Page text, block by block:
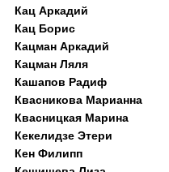
Кац Аркадий
Кац Борис
Кацман Аркадий
Кацман Ляля
Кашапов Радиф
Квасникова Марианна
Квасницкая Марина
Кекелидзе Этери
Кен Филипп